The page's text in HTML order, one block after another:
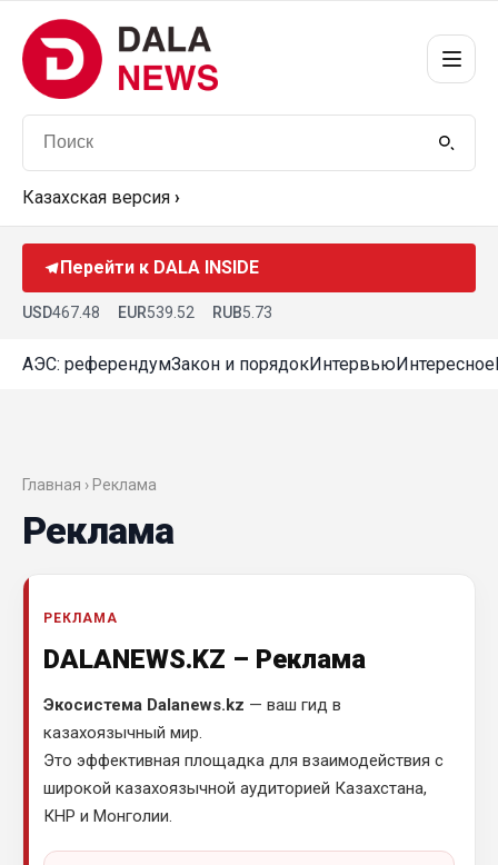
Казахская версия ›
Перейти к DALA INSIDE
USD467.48 EUR539.52 RUB5.73
АЭС: референдумЗакон и порядокИнтервьюИнтересное
Главная › Реклама
Реклама
РЕКЛАМА
DALANEWS.KZ – Реклама
Экосистема Dalanews.kz — ваш гид в
казахоязычный мир.
Это эффективная площадка для взаимодействия с
широкой казахоязычной аудиторией Казахстана,
КНР и Монголии.